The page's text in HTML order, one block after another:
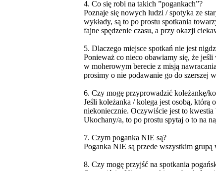
4. Co się robi na takich ”pogankach”?
Poznaje się nowych ludzi / spotyka ze
wykłady, są to po prostu spotkania
fajne spędzenie czasu, a przy okazji
5. Dlaczego miejsce spotkań nie jest
Ponieważ co nieco obawiamy się, że
w moherowym berecie z misją
prosimy o nie podawanie go do szerszej
6. Czy mogę przyprowadzić koleżankę/
Jeśli koleżanka / kolega jest osobą,
niekoniecznie. Oczywiście jest to
Ukochany/a, to po prostu spytaj o to na
7. Czym poganka NIE są?
Poganka NIE są przede wszystkim
8. Czy mogę przyjść na spotkania